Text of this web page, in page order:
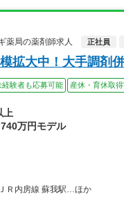
薬局の薬剤師求人
正社員
拡大中！大手調剤
経験者も応募可能 産休・育休取
上
740万円モデル
Ｒ内房線 蘇我駅…ほか